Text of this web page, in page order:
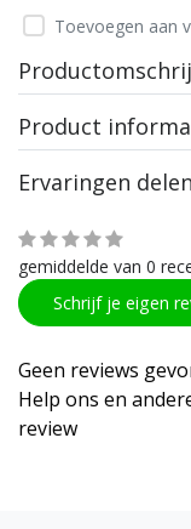
Toevoegen aan
Product
Ervaringen delen
gemiddelde van 0
Schrijf je eigen
Geen reviews
Help ons en
review